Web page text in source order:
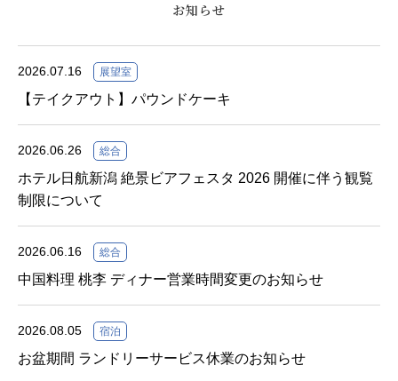
お知らせ
2026.07.16 展望室
【テイクアウト】パウンドケーキ
2026.06.26 総合
ホテル日航新潟 絶景ビアフェスタ 2026 開催に伴う観覧
制限について
2026.06.16 総合
中国料理 桃李 ディナー営業時間変更のお知らせ
2026.08.05 宿泊
お盆期間 ランドリーサービス休業のお知らせ